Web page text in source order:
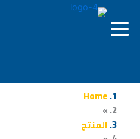
إلى
المحتوى
Home
»
المنتج